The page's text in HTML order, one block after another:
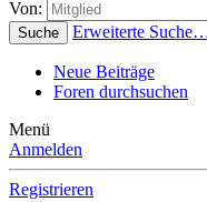
Von:
Suche Erweiterte
Neue Beiträge
Foren durchsuchen
Menü
Anmelden
Registrieren